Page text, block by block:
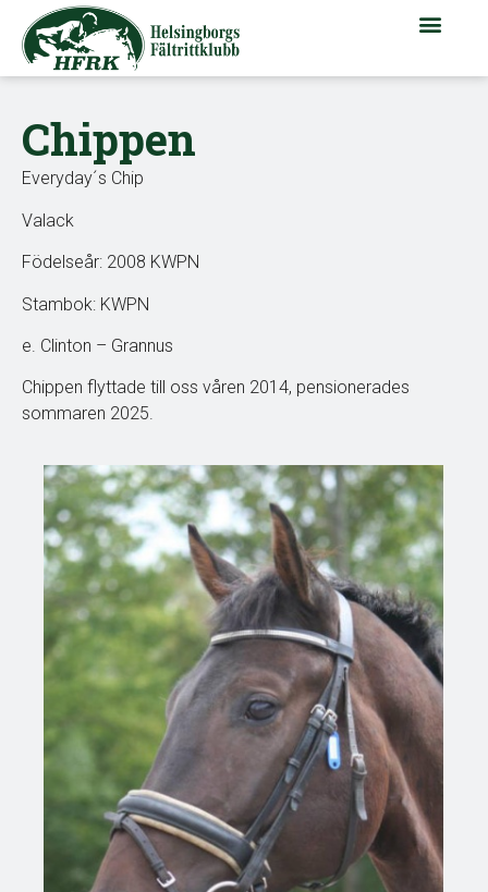
Chippen
Everyday´s Chip
Valack
Födelseår: 2008 KWPN
Stambok: KWPN
e. Clinton – Grannus
Chippen flyttade till oss våren 2014, pensionerades
sommaren 2025.